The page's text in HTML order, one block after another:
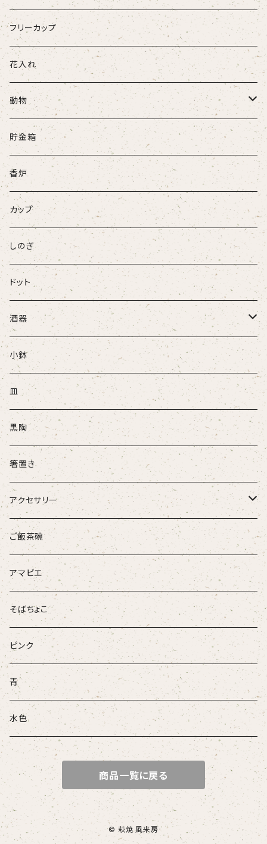
フリーカップ
花入れ
動物
牛
ネコ
ウサギ
パンダ
貯金箱
香炉
カップ
しのぎ
ドット
酒器
ぐい吞
盃
酒注ぎ
小鉢
皿
黒陶
箸置き
アクセサリー
ループタイ
ブローチ
ご飯茶碗
アマビエ
そばちょこ
ピンク
青
水色
商品一覧に戻る
© 萩焼 風来房